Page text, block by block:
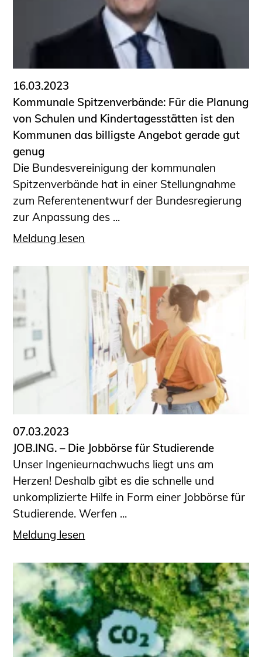
16.03.2023
Kommunale Spitzenverbände: Für die Planung
von Schulen und Kindertagesstätten ist den
Kommunen das billigste Angebot gerade gut
genug
Die Bundesvereinigung der kommunalen
Spitzenverbände hat in einer Stellungnahme
zum Referentenentwurf der Bundesregierung
zur Anpassung des ...
Meldung lesen
07.03.2023
JOB.ING. – Die Jobbörse für Studierende
Unser Ingenieurnachwuchs liegt uns am
Herzen! Deshalb gibt es die schnelle und
unkomplizierte Hilfe in Form einer Jobbörse für
Studierende. Werfen ...
Meldung lesen